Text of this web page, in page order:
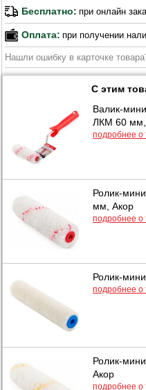
Бесплатно: при онлайн
Оплата: при получении
Нашли ошибку в карточке
С этим
Валик-
ЛКМ 60 мм,
подробнее о
Ролик-
мм, Акор
подробнее о
Ролик-
подробнее о
Ролик-
Акор
подробнее о